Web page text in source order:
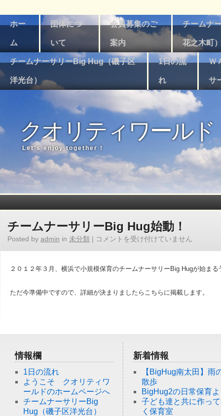
ホー
ム
団体につ
いて
会員募集のご
案内
チームナ
花之木町
チームナーサリーBig Hug（磯子区
洋光台）
1日の流
れ
Ｗ
サ
クオリティワールド
Let's enjoy together !
チームナーサリーBig Hug始動！
Posted by admin in 未分類 | コメントを受け付けていません
２０１２年３月、横浜で小規模保育のチームナーサリーBig Hugが始まる
ただ今準備中ですので、詳細が決まりましたらこちらに掲載します。
情報欄
1日の流れ
ようこそ クオリティワ
ールドのホームページへ
チームナーサリーBig
Hug（磯子区洋光台）
新着情報
【BigHug南太田】雨
散歩
BigHug2の日常保育
子ども達と共に作っ
く保育室